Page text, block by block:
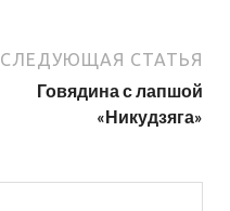
СЛЕДУЮЩАЯ СТАТЬЯ
Говядина с лапшой
«Никудзяга»